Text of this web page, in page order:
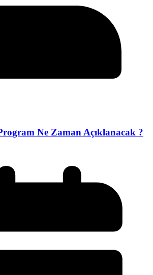
Ne Zaman Açıklanacak ?